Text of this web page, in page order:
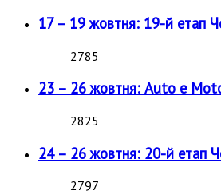
17 – 19 жовтня: 19-й етап
2785
23 – 26 жовтня: Auto e
2825
24 – 26 жовтня: 20-й етап
2797